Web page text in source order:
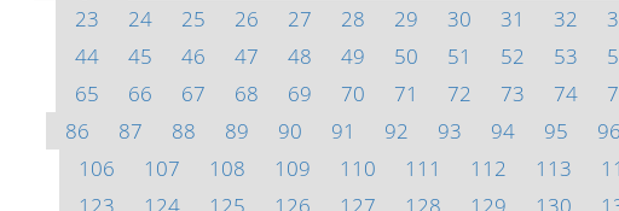
23
24 25 26 27 28 29 30 31 32
44
45 46 47 48 49 50 51 52 53
65
66 67 68 69 70 71 72 73 74
86
87 88 89 90 91 92 93 94 95 96
106
107 108 109 110 111 112 113